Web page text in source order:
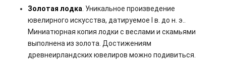
Золотая лодка. Уникальное произведение
ювелирного искусства, датируемое I в. до н. э..
Миниатюрная копия лодки с веслами и скамьями
выполнена из золота. Достижениям
древнеирландских ювелиров можно подивиться.